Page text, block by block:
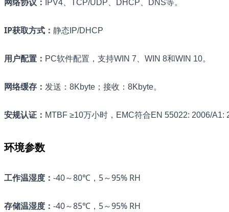
IPV4、TCP/UDP、DHCP、DNS等。
IP获取方式 ： 静态IP/DHCP
用户配置 ： PC软件配置，支持WIN 7、WIN 8和WIN 10。
网络缓存 ： 发送：8Kbyte；接收：8Kbyte。
安规认证 ： MTBF ≥10万小时，EMC符合EN 55022: 2006/
环境参数
工作温湿度 ： -40～80℃，5～95% RH
存储温湿度 ： -40～85℃，5～95% RH